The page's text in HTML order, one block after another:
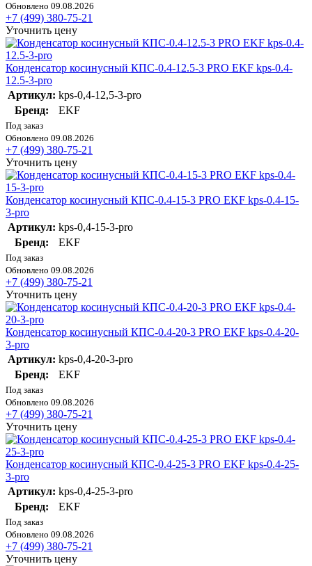
Обновлено 09.08.2026
+7 (499) 380-75-21
Уточнить цену
Конденсатор косинусный КПС-0.4-12.5-3 PRO EKF kps-0.4-
12.5-3-pro
Артикул: kps-0,4-12,5-3-pro
Бренд:
EKF
Под заказ
Обновлено 09.08.2026
+7 (499) 380-75-21
Уточнить цену
Конденсатор косинусный КПС-0.4-15-3 PRO EKF kps-0.4-15-
3-pro
Артикул: kps-0,4-15-3-pro
Бренд:
EKF
Под заказ
Обновлено 09.08.2026
+7 (499) 380-75-21
Уточнить цену
Конденсатор косинусный КПС-0.4-20-3 PRO EKF kps-0.4-20-
3-pro
Артикул: kps-0,4-20-3-pro
Бренд:
EKF
Под заказ
Обновлено 09.08.2026
+7 (499) 380-75-21
Уточнить цену
Конденсатор косинусный КПС-0.4-25-3 PRO EKF kps-0.4-25-
3-pro
Артикул: kps-0,4-25-3-pro
Бренд:
EKF
Под заказ
Обновлено 09.08.2026
+7 (499) 380-75-21
Уточнить цену